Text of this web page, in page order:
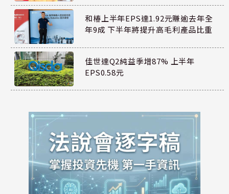
和椿上半年EPS達1.92元賺逾去年全
年9成 下半年將提升高毛利產品比重
佳世達Q2純益季增87% 上半年
EPS0.58元